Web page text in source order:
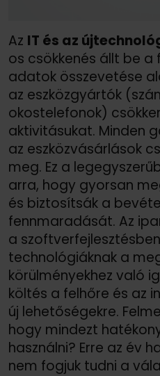
Az IT és az
os csökkenés állt be a
adatok összevetése
az eszközgyártók
okostelefonok)
aktivitásukat. Minden
az eszközvásárlások
meg. Ez a
arra, hogy gyorsan
és biztosítsák a
fennmaradását. Az
a
technológiáknak a
körülményekhez való
költés a felhőre és az
új lehetőségekre.
hogy mindezt
használni? Erre az év
nem fogjuk tudni a